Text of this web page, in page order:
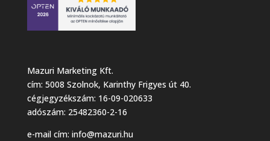
Mazuri Marketing Kft.
cím: 5008 Szolnok, Karinthy Frigyes út 40.
cégjegyzékszám: 16-09-020633
adószám: 25482360-2-16
e-mail cím: info@mazuri.hu